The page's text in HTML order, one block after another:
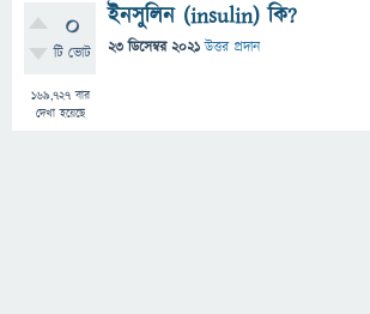
0
টি ভোট
169,727বার
দেখা হয়েছে
ইনসুলিন (insulin) কি?
23 ডিসেম্বর 2021 উত্তর প্রদান